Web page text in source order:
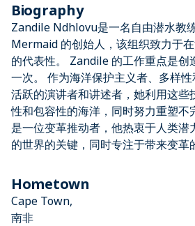
Biography
Zandile Ndhlovu是一名自由潜水教
Mermaid 的创始人，该组织致力于
的代表性。 Zandile 的工作重点是创
一次。 作为海洋保护主义者、多样
活跃的演讲者和讲述者，她利用这些
性和包容性的海洋，同时努力重塑
是一位变革推动者，他热衷于人类潜
的世界的关键，同时专注于带来变革
Hometown
Cape Town,
南非